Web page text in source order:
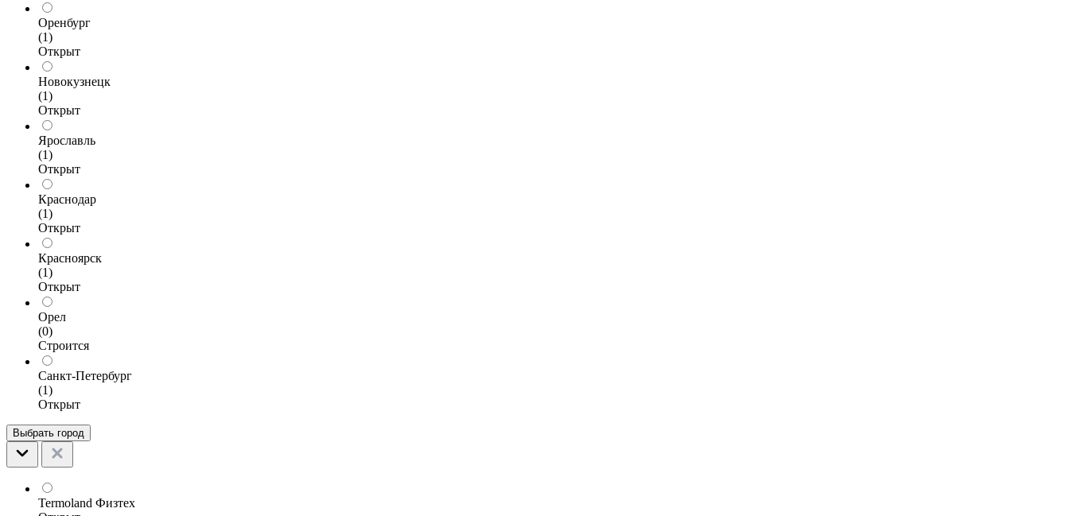
Оренбург
(1)
Открыт
Новокузнецк
(1)
Открыт
Ярославль
(1)
Открыт
Краснодар
(1)
Открыт
Красноярск
(1)
Открыт
Орел
(0)
Строится
Санкт-Петербург
(1)
Открыт
Выбрать город
Termoland Физтех